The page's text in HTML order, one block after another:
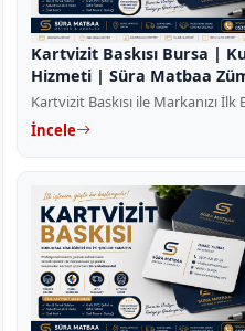
Kartvizit Baskısı Bursa |
Hizmeti | Süra Matbaa
Kartvizit Baskısı ile Markanızı
İncele